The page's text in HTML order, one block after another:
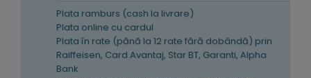
Plata ramburs (cash la livrare)
Plata online cu cardul
Plata în rate (pănă la 12 rate fără dobândă) prin
Raiffeisen, Card Avantaj, Star BT, Garanti, Alpha
Bank